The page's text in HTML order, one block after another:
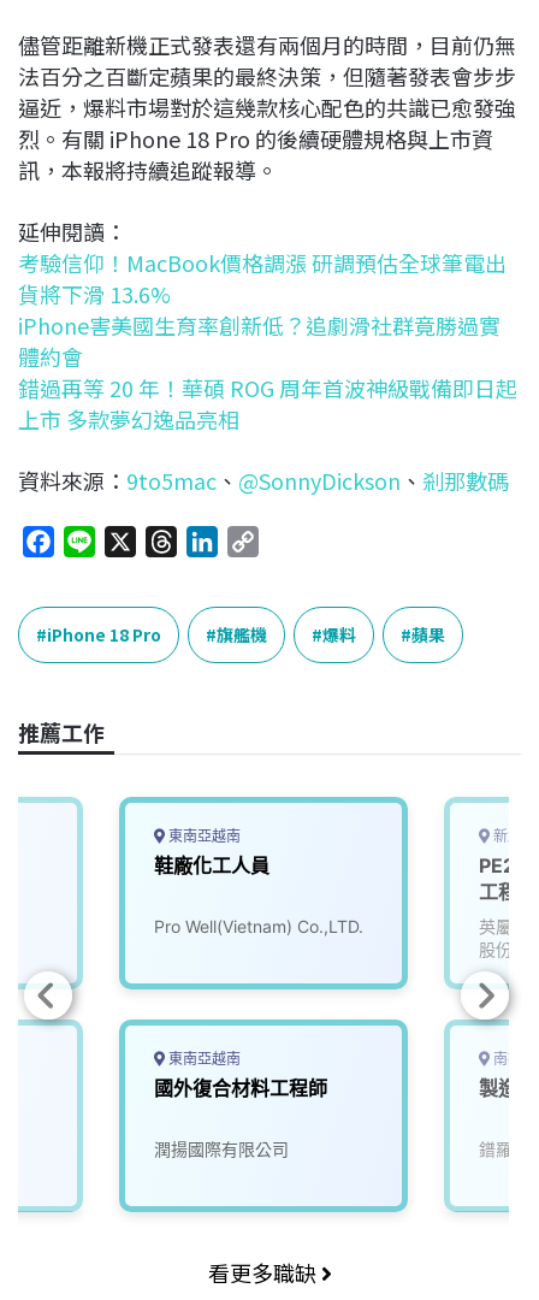
儘管距離新機正式發表還有兩個月的時間，目前仍無
法百分之百斷定蘋果的最終決策，但隨著發表會步步
逼近，爆料市場對於這幾款核心配色的共識已愈發強
烈。有關 iPhone 18 Pro 的後續硬體規格與上市資
訊，本報將持續追蹤報導。
延伸閱讀：
考驗信仰！MacBook價格調漲 研調預估全球筆電出
貨將下滑 13.6%
iPhone害美國生育率創新低？追劇滑社群竟勝過實
體約會
錯過再等 20 年！華碩 ROG 周年首波神級戰備即日起
上市 多款夢幻逸品亮相
資料來源： 9to5mac 、 @SonnyDickson 、 剎那數碼
c
e
b
o
k
n
e
e
n
k
e
n
p
y
L
k
iPhone 18 Pro 旗艦機 爆料 蘋果
推薦工作
東南亞越南
鞋廠化工人員
Pro Well(Vietnam) Co.,LTD.
東南亞越南
國外復合材料工程師
潤揚國際有限公司
新北
工程
Pro/E
英屬維
股份有
南投
製造
鐠羅機
看更多職缺